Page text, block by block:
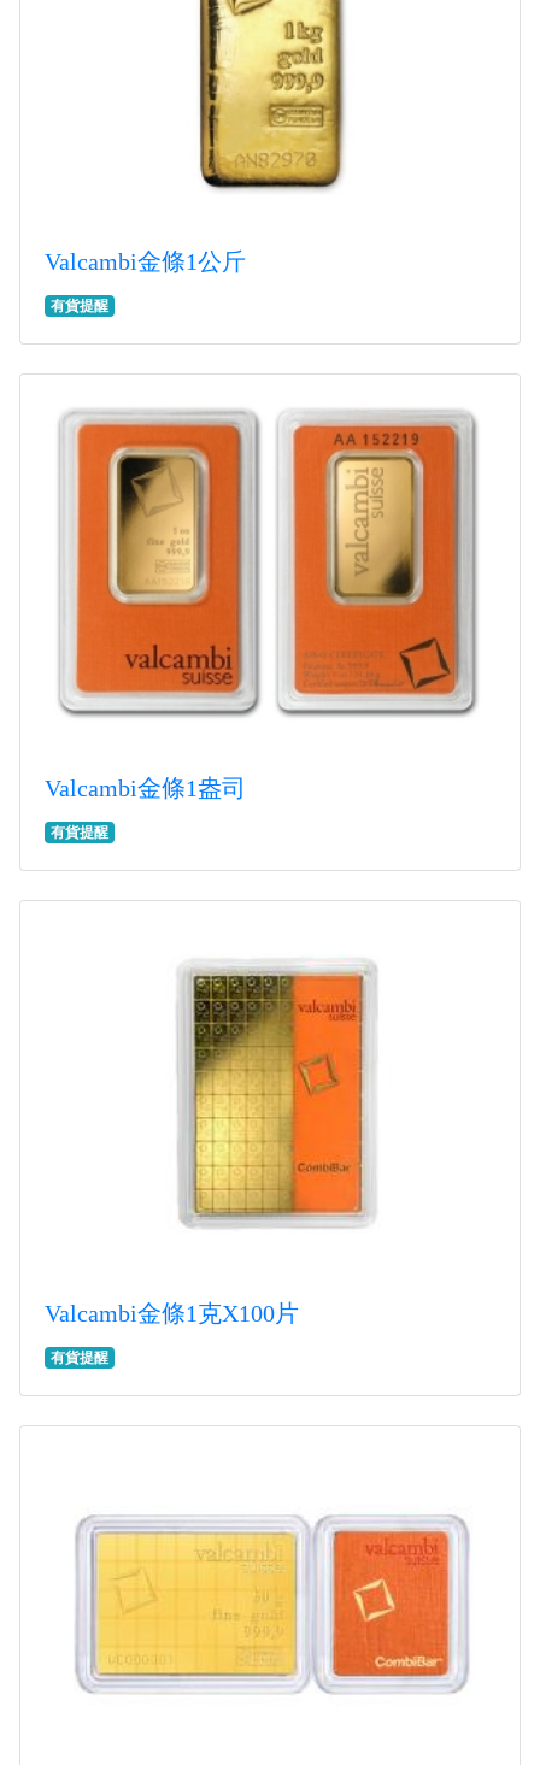
Valcambi金條1公斤
有貨提醒
Valcambi金條1盎司
有貨提醒
Valcambi金條1克X100片
有貨提醒